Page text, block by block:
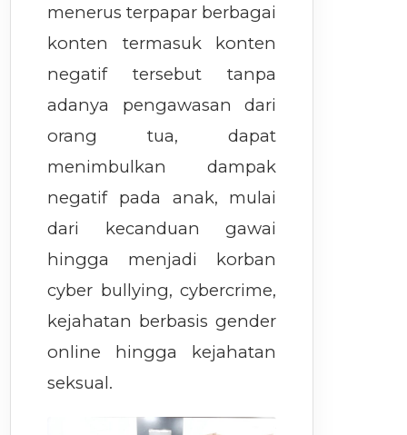
menerus terpapar berbagai
konten termasuk konten
negatif tersebut tanpa
adanya pengawasan dari
orang tua, dapat
menimbulkan dampak
negatif pada anak, mulai
dari kecanduan gawai
hingga menjadi korban
cyber bullying, cybercrime,
kejahatan berbasis gender
online hingga kejahatan
seksual.